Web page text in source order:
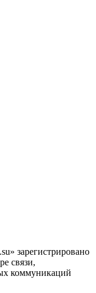
зарегистрировано
связи,
коммуникаций